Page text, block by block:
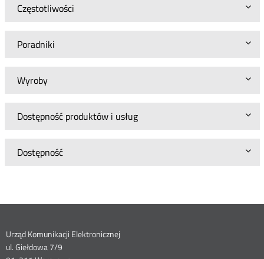
Częstotliwości
Poradniki
Wyroby
Dostępność produktów i usług
Dostępność
Dane
Urząd Komunikacji Elektronicznej
ul. Giełdowa 7/9